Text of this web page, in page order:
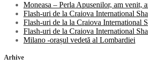
Moneasa – Perla Apusenilor, am venit,
Flash-uri de la Craiova International
Flash-uri de la la Craiova International
Flash-uri de la Craiova International
Milano -orașul vedetă al Lombardiei
Arhive